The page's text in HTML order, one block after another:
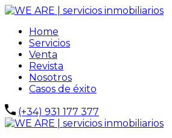
Home
Servicios
Venta
Revista
Nosotros
Casos de éxito
(+34) 931 177 377